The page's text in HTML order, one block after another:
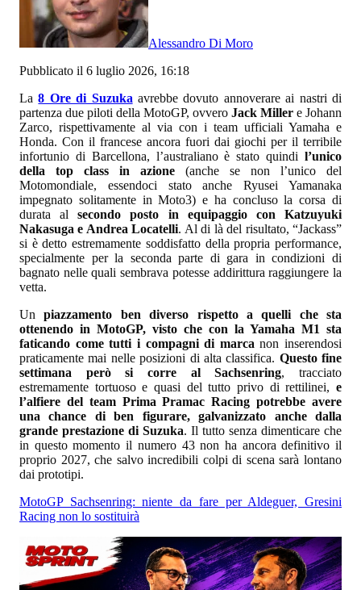
Alessandro Di Moro
Pubblicato il 6 luglio 2026, 16:18
La8 Ore di Suzuka avrebbe dovuto annoverare ai nastri di
partenza due piloti della MotoGP, ovvero Jack Miller e Johann
Zarco, rispettivamente al via con i team ufficiali Yamaha e
Honda. Con il francese ancora fuori dai giochi per il terribile
infortunio di Barcellona, l’australiano è stato quindi l’unico
della top class in azione (anche se non l’unico del
Motomondiale, essendoci stato anche Ryusei Yamanaka
impegnato solitamente in Moto3) e ha concluso la corsa di
durata alsecondo posto in equipaggio con Katzuyuki
Nakasuga e Andrea Locatelli. Al di là del risultato, “Jackass”
si è detto estremamente soddisfatto della propria performance,
specialmente per la seconda parte di gara in condizioni di
bagnato nelle quali sembrava potesse addirittura raggiungere la
vetta.
Un piazzamento ben diverso rispetto a quelli che sta
ottenendo in MotoGP, visto che con la Yamaha M1 sta
faticando come tutti i compagni di marcanon inserendosi
praticamente mai nelle posizioni di alta classifica. Questo fine
settimana però si corre al Sachsenring, tracciato
estremamente tortuoso e quasi del tutto privo di rettilinei, e
l’alfiere del team Prima Pramac Racing potrebbe avere
una chance di ben figurare, galvanizzato anche dalla
grande prestazione di Suzuka. Il tutto senza dimenticare che
in questo momento il numero 43 non ha ancora definitivo il
proprio 2027, che salvo incredibili colpi di scena sarà lontano
dai prototipi.
MotoGP Sachsenring: niente da fare per Aldeguer, Gresini
Racing non lo sostituirà